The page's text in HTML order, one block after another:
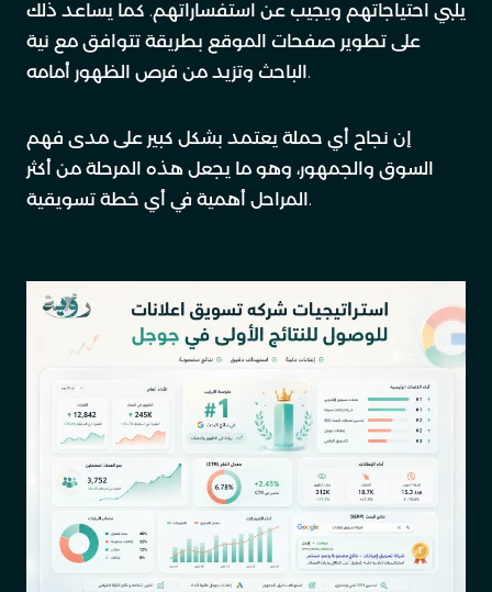
يلبي احتياجاتهم ويجيب عن استفساراتهم. كما يساعد ذلك
على تطوير صفحات الموقع بطريقة تتوافق مع نية
الباحث وتزيد من فرص الظهور أمامه.
إن نجاح أي حملة يعتمد بشكل كبير على مدى فهم
السوق والجمهور، وهو ما يجعل هذه المرحلة من أكثر
المراحل أهمية في أي خطة تسويقية.